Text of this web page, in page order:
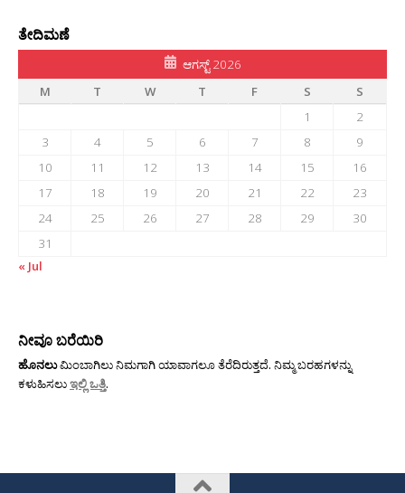
ತೇದಿಮಣೆ
ಆಗಸ್ಟ್ 2026
M
T W T F S
S
1
2
3
4 5 6 7 8
9
10
11 12 13 14 15
16
17
18 19 20 21 22
23
24
25 26 27 28 29
30
31
« Jul
ನೀವೂ ಬರೆಯಿರಿ
ಹೊನಲುಮಿಂಬಾಗಿಲು ನಿಮಗಾಗಿ ಯಾವಾಗಲೂ ತೆರೆದಿರುತ್ತದೆ. ನಿಮ್ಮ ಬರಹಗಳನ್ನು
ಕಳುಹಿಸಲುಇಲ್ಲಿ ಒತ್ತಿ.